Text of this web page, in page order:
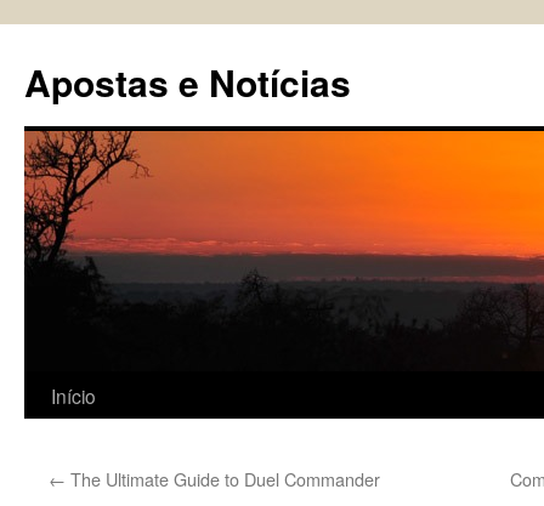
conteúdo
Apostas e Notícias
Início
← The Ultimate Guide to Duel Commander